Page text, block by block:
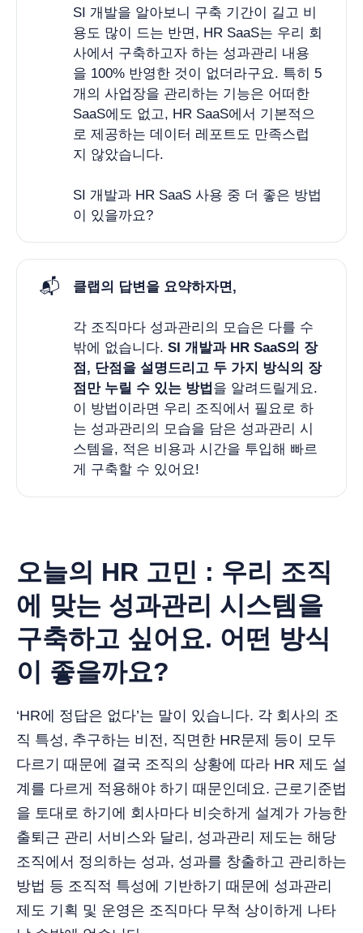
SI 개발을 알아보니 구축 기간이 길고 비
용도 많이 드는 반면, HR SaaS는 우리 회
사에서 구축하고자 하는 성과관리 내용
을 100% 반영한 것이 없더라구요. 특히 5
개의 사업장을 관리하는 기능은 어떠한
SaaS에도 없고, HR SaaS에서 기본적으
로 제공하는 데이터 레포트도 만족스럽
지 않았습니다.
SI 개발과 HR SaaS 사용 중 더 좋은 방법
이 있을까요?
📬 클랩의 답변을 요약하자면,
각 조직마다 성과관리의 모습은 다를 수
밖에 없습니다.SI 개발과 HR SaaS의 장
점, 단점을 설명드리고 두 가지 방식의 장
점만 누릴 수 있는 방법 을 알려드릴게요.
이 방법이라면 우리 조직에서 필요로 하
는 성과관리의 모습을 담은 성과관리 시
스템을, 적은 비용과 시간을 투입해 빠르
게 구축할 수 있어요!
오늘의 HR 고민 : 우리 조직
에 맞는 성과관리 시스템을
구축하고 싶어요. 어떤 방식
이 좋을까요?
‘HR에 정답은 없다’는 말이 있습니다. 각 회사의 조
직 특성, 추구하는 비전, 직면한 HR문제 등이 모두
다르기 때문에 결국 조직의 상황에 따라 HR 제도 설
계를 다르게 적용해야 하기 때문인데요. 근로기준법
을 토대로 하기에 회사마다 비슷하게 설계가 가능한
출퇴근 관리 서비스와 달리, 성과관리 제도는 해당
조직에서 정의하는 성과, 성과를 창출하고 관리하는
방법 등 조직적 특성에 기반하기 때문에 성과관리
제도 기획 및 운영은 조직마다 무척 상이하게 나타